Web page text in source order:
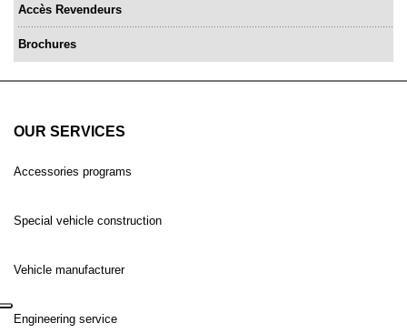
Accès Revendeurs
Brochures
OUR SERVICES
Accessories programs
Special vehicle construction
Vehicle manufacturer
Engineering service